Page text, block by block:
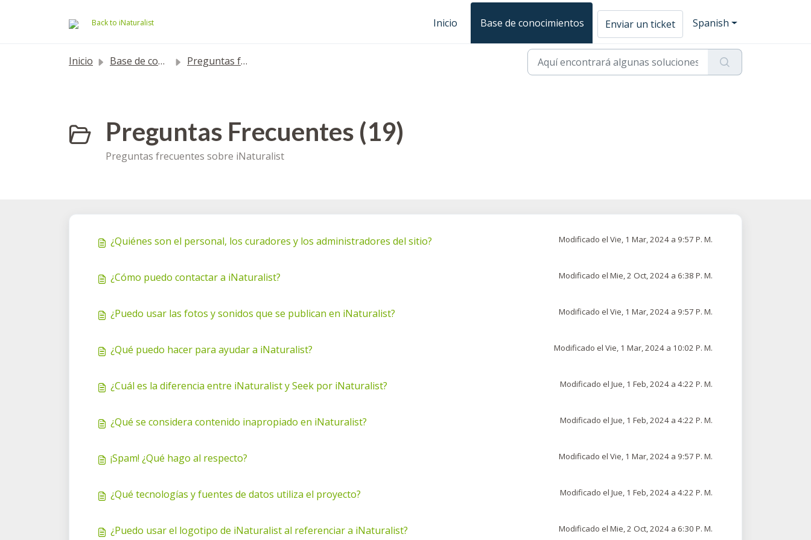
Back to iNaturalist Inicio Base de conocimientos Enviar un ticket Spanish
Inicio Base de conocimientos Preguntas frecuentes
Preguntas Frecuentes (19)
Preguntas frecuentes sobre iNaturalist
¿Quiénes son el personal, los curadores y los administradores del sitio? Modificado el Vie, 1 Mar, 2024 a 9:57 P. M.
¿Cómo puedo contactar a iNaturalist? Modificado el Mie, 2 Oct, 2024 a 6:38 P. M.
¿Puedo usar las fotos y sonidos que se publican en iNaturalist? Modificado el Vie, 1 Mar, 2024 a 9:57 P. M.
¿Qué puedo hacer para ayudar a iNaturalist? Modificado el Vie, 1 Mar, 2024 a 10:02 P. M.
¿Cuál es la diferencia entre iNaturalist y Seek por iNaturalist? Modificado el Jue, 1 Feb, 2024 a 4:22 P. M.
¿Qué se considera contenido inapropiado en iNaturalist? Modificado el Jue, 1 Feb, 2024 a 4:22 P. M.
¡Spam! ¿Qué hago al respecto? Modificado el Vie, 1 Mar, 2024 a 9:57 P. M.
¿Qué tecnologías y fuentes de datos utiliza el proyecto? Modificado el Jue, 1 Feb, 2024 a 4:22 P. M.
¿Puedo usar el logotipo de iNaturalist al referenciar a iNaturalist? Modificado el Mie, 2 Oct, 2024 a 6:30 P. M.